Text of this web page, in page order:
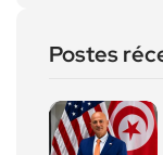
Postes